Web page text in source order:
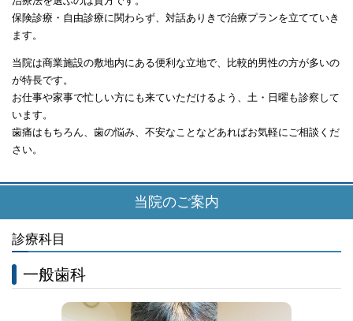
保険診療・自由診療に関わらず、対話ありきで治療プランを立てていき
ます。
当院は商業施設の敷地内にある便利な立地で、比較的男性の方が多いの
が特長です。
お仕事や家事で忙しい方にも来ていただけるよう、土・日曜も診察して
います。
歯痛はもちろん、歯の悩み、不安なことなどあればお気軽にご相談くだ
さい。
当院のご案内
診療科目
一般歯科